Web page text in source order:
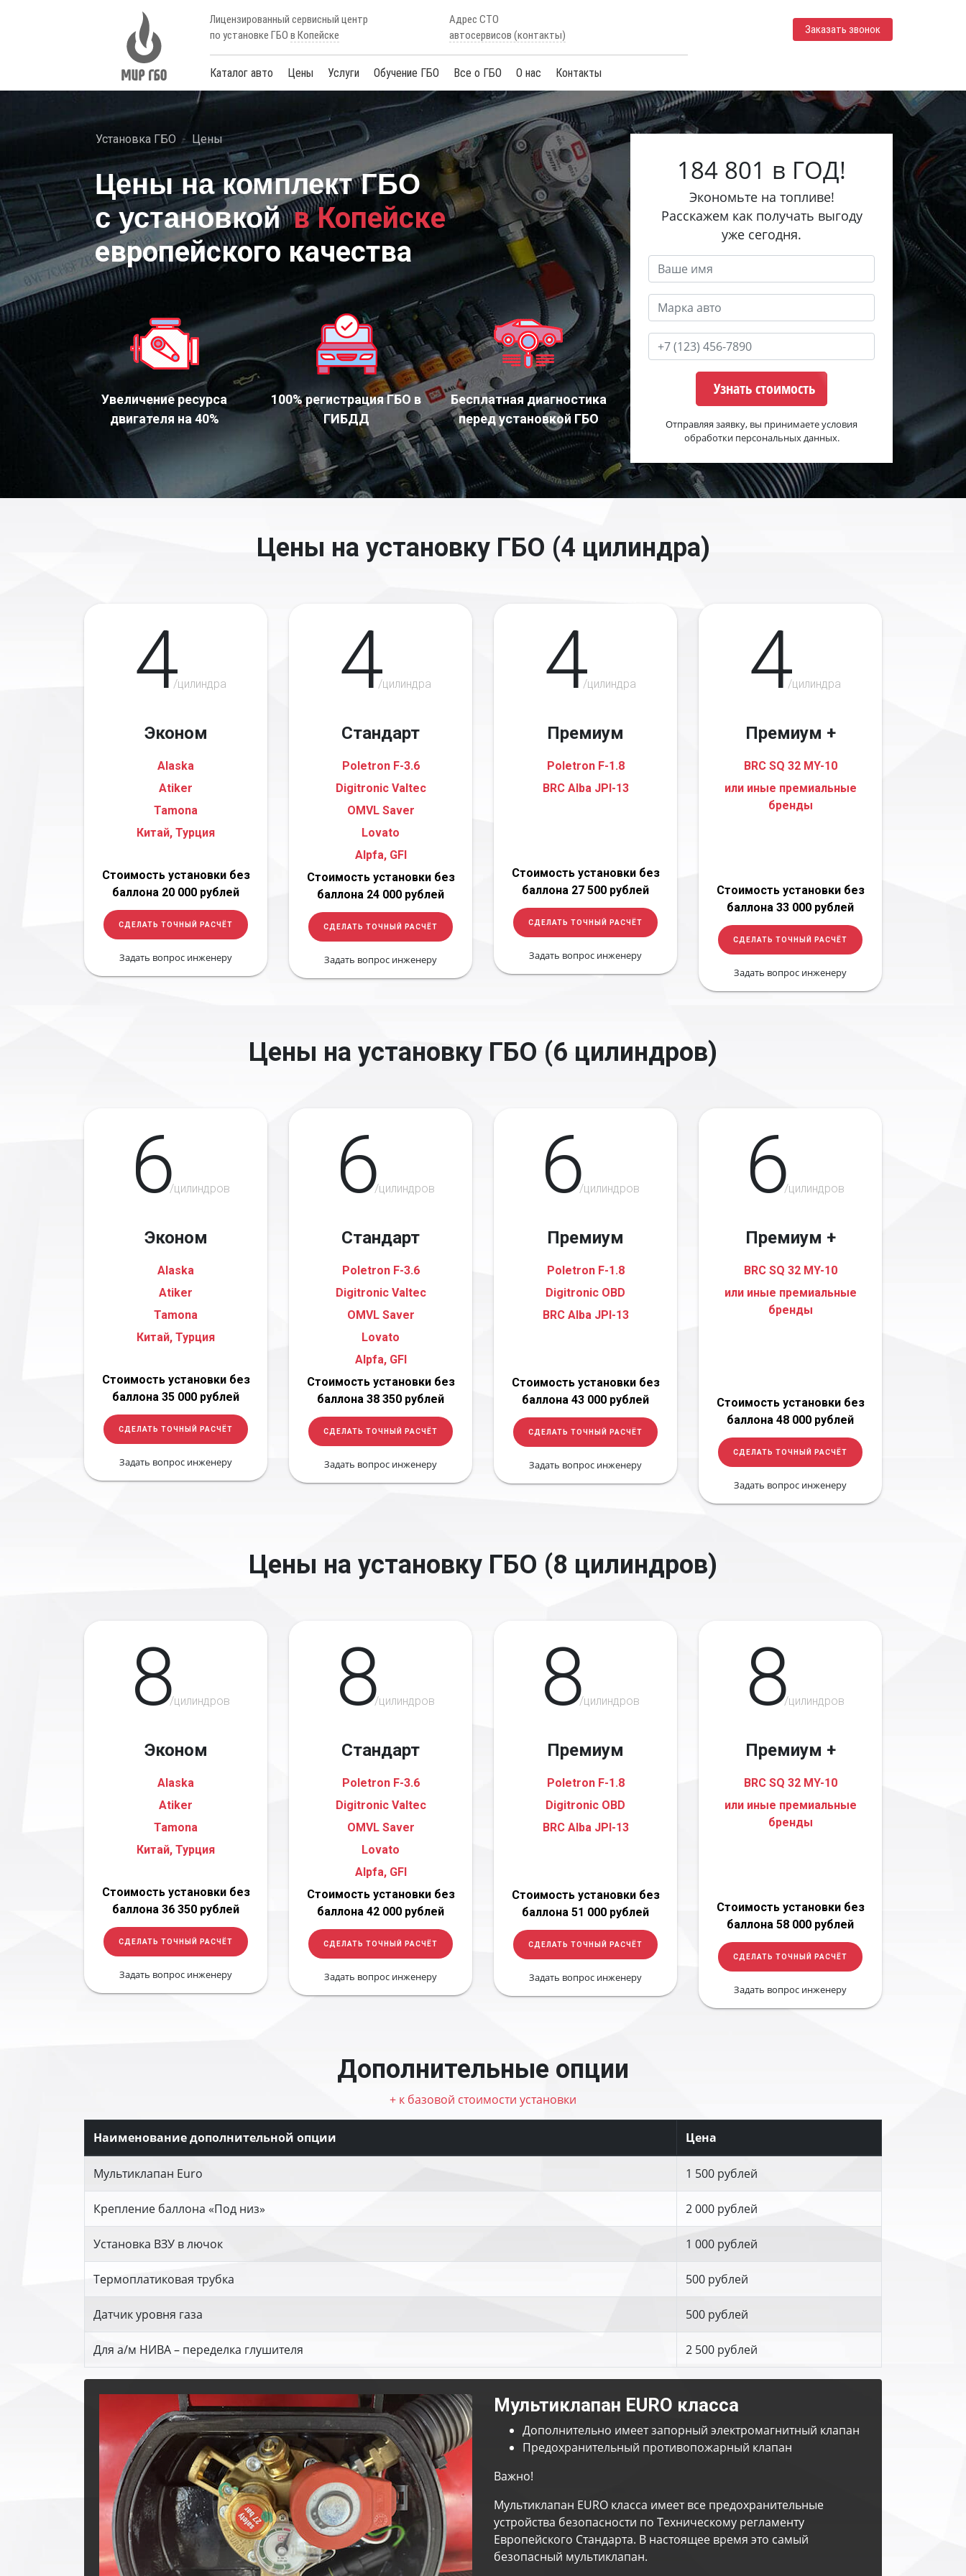
Лицензированный сервисный центр
по установке ГБО в Копейске
Адрес СТО
автосервисов (контакты)
Каталог авто Цены Услуги Обучение ГБО Все о ГБО О нас Контакты
Заказать звонок
Установка ГБО Цены
Цены на комплект ГБО
с установкой в Копейске
европейского качества
Увеличение ресурса
двигателя на 40%
100% регистрация ГБО в
ГИБДД
Бесплатная диагностика
перед установкой ГБО
184 801 в ГОД!
Экономьте на топливе!
Расскажем как получать выгоду
уже сегодня.
Узнать стоимость
Отправляя заявку, вы принимаете условия
обработки персональных данных.
Цены на установку ГБО (4 цилиндра)
4/цилиндра
Эконом
Alaska
Atiker
Tamona
Китай, Турция
Стоимость установки без
баллона 20 000 рублей
СДЕЛАТЬ ТОЧНЫЙ РАСЧЁТ
Задать вопрос инженеру
4/цилиндра
Стандарт
Poletron F-3.6
Digitronic Valtec
OMVL Saver
Lovato
Alpfa, GFI
Стоимость установки без
баллона 24 000 рублей
СДЕЛАТЬ ТОЧНЫЙ РАСЧЁТ
Задать вопрос инженеру
4/цилиндра
Премиум
Poletron F-1.8
BRC Alba JPI-13
Стоимость установки без
баллона 27 500 рублей
СДЕЛАТЬ ТОЧНЫЙ РАСЧЁТ
Задать вопрос инженеру
4/цилиндра
Премиум +
BRC SQ 32 MY-10
или иные премиальные
бренды
Стоимость установки без
баллона 33 000 рублей
СДЕЛАТЬ ТОЧНЫЙ РАСЧЁТ
Задать вопрос инженеру
Цены на установку ГБО (6 цилиндров)
6/цилиндров
Эконом
Alaska
Atiker
Tamona
Китай, Турция
Стоимость установки без
баллона 35 000 рублей
СДЕЛАТЬ ТОЧНЫЙ РАСЧЁТ
Задать вопрос инженеру
6/цилиндров
Стандарт
Poletron F-3.6
Digitronic Valtec
OMVL Saver
Lovato
Alpfa, GFI
Стоимость установки без
баллона 38 350 рублей
СДЕЛАТЬ ТОЧНЫЙ РАСЧЁТ
Задать вопрос инженеру
6/цилиндров
Премиум
Poletron F-1.8
Digitronic OBD
BRC Alba JPI-13
Стоимость установки без
баллона 43 000 рублей
СДЕЛАТЬ ТОЧНЫЙ РАСЧЁТ
Задать вопрос инженеру
6/цилиндров
Премиум +
BRC SQ 32 MY-10
или иные премиальные
бренды
Стоимость установки без
баллона 48 000 рублей
СДЕЛАТЬ ТОЧНЫЙ РАСЧЁТ
Задать вопрос инженеру
Цены на установку ГБО (8 цилиндров)
8/цилиндров
Эконом
Alaska
Atiker
Tamona
Китай, Турция
Стоимость установки без
баллона 36 350 рублей
СДЕЛАТЬ ТОЧНЫЙ РАСЧЁТ
Задать вопрос инженеру
8/цилиндров
Стандарт
Poletron F-3.6
Digitronic Valtec
OMVL Saver
Lovato
Alpfa, GFI
Стоимость установки без
баллона 42 000 рублей
СДЕЛАТЬ ТОЧНЫЙ РАСЧЁТ
Задать вопрос инженеру
8/цилиндров
Премиум
Poletron F-1.8
Digitronic OBD
BRC Alba JPI-13
Стоимость установки без
баллона 51 000 рублей
СДЕЛАТЬ ТОЧНЫЙ РАСЧЁТ
Задать вопрос инженеру
8/цилиндров
Премиум +
BRC SQ 32 MY-10
или иные премиальные
бренды
Стоимость установки без
баллона 58 000 рублей
СДЕЛАТЬ ТОЧНЫЙ РАСЧЁТ
Задать вопрос инженеру
Дополнительные опции
+ к базовой стоимости установки
Наименование дополнительной опции Цена
Мультиклапан Euro 1 500 рублей
Крепление баллона «Под низ» 2 000 рублей
Установка ВЗУ в лючок 1 000 рублей
Термоплатиковая трубка 500 рублей
Датчик уровня газа 500 рублей
Для а/м НИВА – переделка глушителя 2 500 рублей
Мультиклапан EURO класса
Дополнительно имеет запорный электромагнитный клапан
Предохранительный противопожарный клапан
Важно!
Мультиклапан EURO класса имеет все предохранительные
устройства безопасности по Техническому регламенту
Европейского Стандарта. В настоящее время это самый
безопасный мультиклапан.